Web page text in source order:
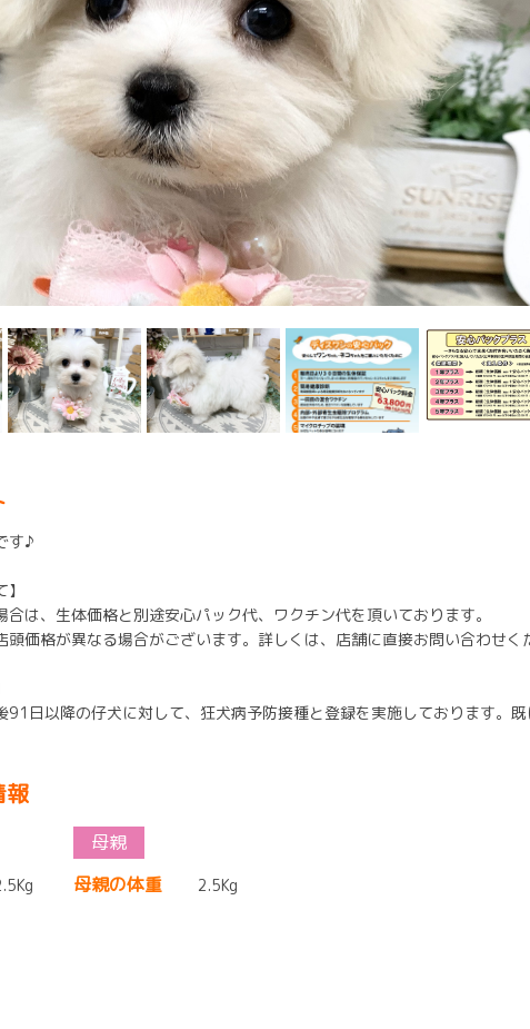
す♪
合は、生体価格と別途安心パック代、ワクチン代を頂いております。
頭価格が異なる場合がございます。詳しくは、店舗に直接お問い合わせく
91日以降の仔犬に対して、狂犬病予防接種と登録を実施しております。
報
母親の体重 2.5Kg